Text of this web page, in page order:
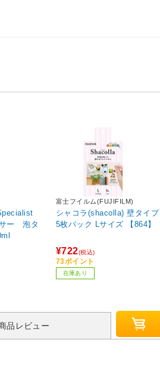
ー 泡タ
富士フイルム(FUJIFILM)
シャコラ(shacolla) 壁タイプ
5枚パック Lサイズ 【864】
¥722(税込)
73ポイント
在庫あり
品レビュー